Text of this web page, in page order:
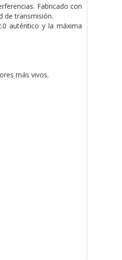
Fabricado con
de transmisión.
auténtico y la máxima
más vivos.